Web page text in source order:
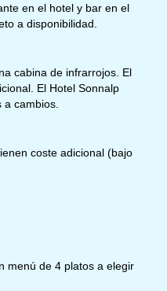
en el hotel y bar en el
a disponibilidad.
cabina de infrarrojos. El
El Hotel Sonnalp
cambios.
coste adicional (bajo
menú de 4 platos a elegir